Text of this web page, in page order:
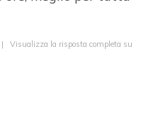
| Visualizza la risposta completa su